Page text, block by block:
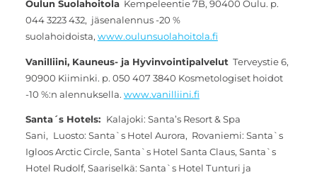
Oulun SuolahoitolaKempeleentie 7B, 90400 Oulu. p.
044 3223 432, jäsenalennus -20 %
suolahoidoista, www.oulunsuolahoitola.fi
Vanilliini, Kauneus- ja Hyvinvointipalvelut Terveystie 6,
90900 Kiiminki. p. 050 407 3840 Kosmetologiset hoidot
-10 %:n alennuksella. www.vanilliini.fi
Santa´s Hotels: Kalajoki: Santa’s Resort & Spa
Sani, Luosto: Santa`s Hotel Aurora, Rovaniemi: Santa`s
Igloos Arctic Circle, Santa`s Hotel Santa Claus, Santa`s
Hotel Rudolf, Saariselkä: Santa`s Hotel Tunturi ja